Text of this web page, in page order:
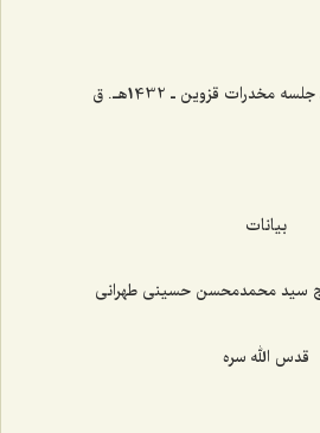
مخدرات قزوین ـ 1432هـ. ق
بیانات
سید محمدمحسن حسینی طهرانی
قدس الله سره